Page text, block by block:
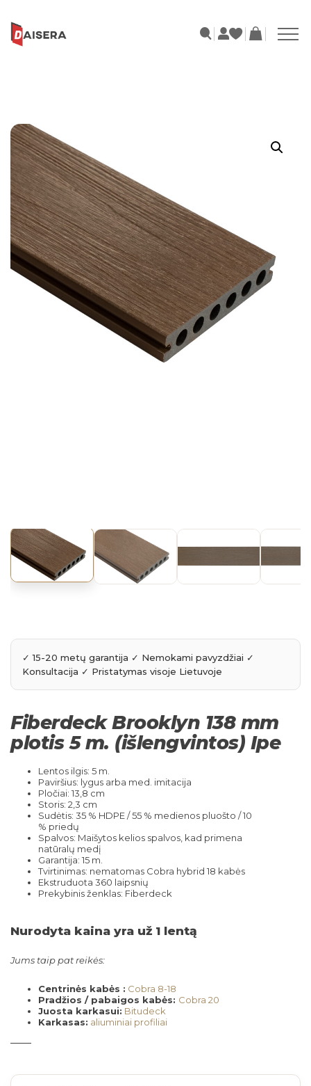
Fiberdeck Brooklyn 138 mm
plotis 5 m. (išlengvintos) Ipe
Lentos ilgis: 5 m.
Paviršius: lygus arba med. imitacija
Pločiai: 13,8 cm
Storis: 2,3 cm
Sudėtis: 35 % HDPE / 55 % medienos pluošto / 10
% priedų
Spalvos: Maišytos kelios spalvos, kad primena
natūralų medį
Garantija: 15 m.
Tvirtinimas: nematomas Cobra hybrid 18 kabės
Ekstruduota 360 laipsnių
Prekybinis ženklas: Fiberdeck
Nurodyta kaina yra už 1 lentą
Jums taip pat reikės:
Centrinės kabės : Cobra 8-18
Pradžios / pabaigos kabės: Cobra 20
Juosta karkasui: Bitudeck
Karkasas: aliuminiai profiliai